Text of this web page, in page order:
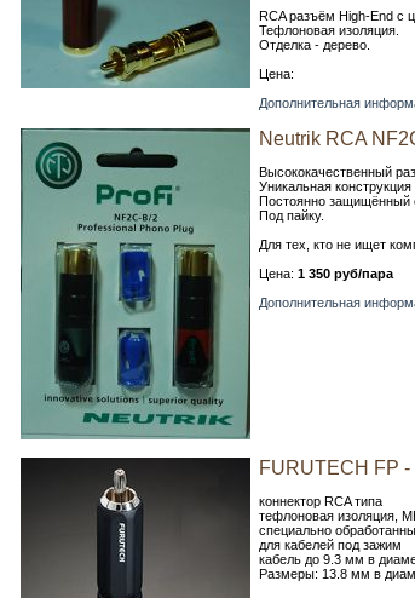
RCA разъём High-End c
Тефлоновая изоляция.
Отделка - дерево.
Цена:
Дополнительная
Neutrik RCA
Высококачественный
Уникальная
Постоянно защищённый
Под пайку.
Для тех, кто не ищет
Цена: 1 350 руб/пара
Дополнительная
FURUTECH FP -
коннектор RCA типа
тефлоновая изоляция,
специально
для кабелей под зажим
кабель до 9.3 мм в
Размеры: 13.8 мм в